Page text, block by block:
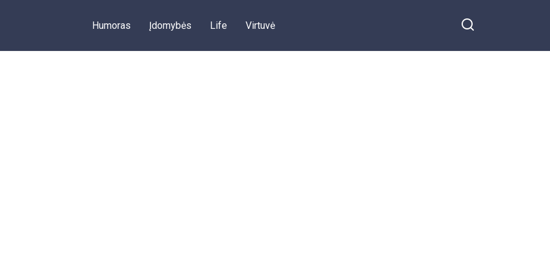
Humoras Įdomybės Life Virtuvė